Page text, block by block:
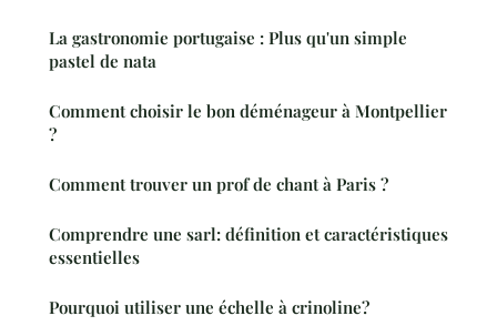
La gastronomie portugaise : Plus qu'un simple
pastel de nata
Comment choisir le bon déménageur à Montpellier
?
Comment trouver un prof de chant à Paris ?
Comprendre une sarl: définition et caractéristiques
essentielles
Pourquoi utiliser une échelle à crinoline?